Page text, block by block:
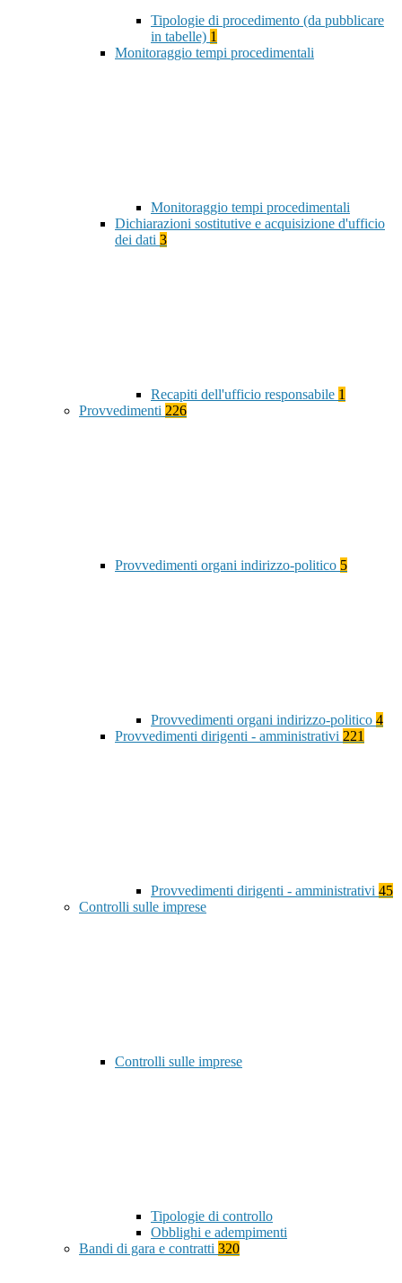
Tipologie di procedimento (da pubblicare
in tabelle) 1
Monitoraggio tempi procedimentali
Monitoraggio tempi procedimentali
Dichiarazioni sostitutive e acquisizione d'ufficio
dei dati 3
Recapiti dell'ufficio responsabile 1
Provvedimenti 226
Provvedimenti organi indirizzo-politico 5
Provvedimenti organi indirizzo-politico 4
Provvedimenti dirigenti - amministrativi 221
Provvedimenti dirigenti - amministrativi 45
Controlli sulle imprese
Controlli sulle imprese
Tipologie di controllo
Obblighi e adempimenti
Bandi di gara e contratti 320